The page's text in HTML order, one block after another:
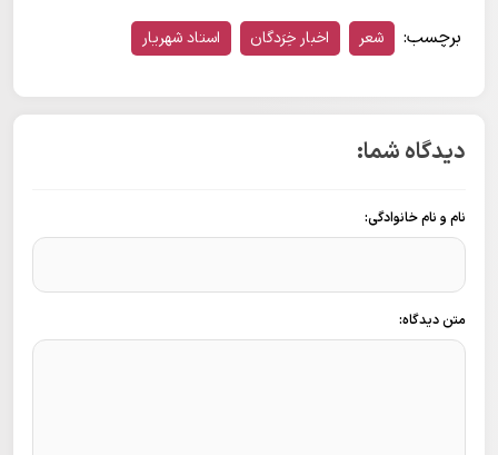
برچسب: شعر اخبار خِرَدگان استاد شهریار
دیدگاه شما:
نام و نام خانوادگی:
متن دیدگاه: